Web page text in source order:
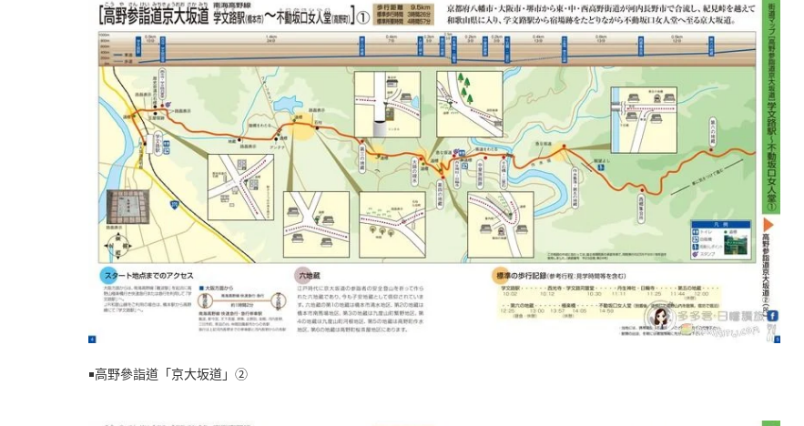
￭高野參詣道「京大坂道」②